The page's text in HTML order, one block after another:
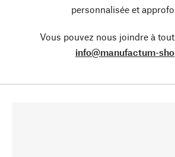
personnalisée et
Vous pouvez nous joindre à
info@manufactum-